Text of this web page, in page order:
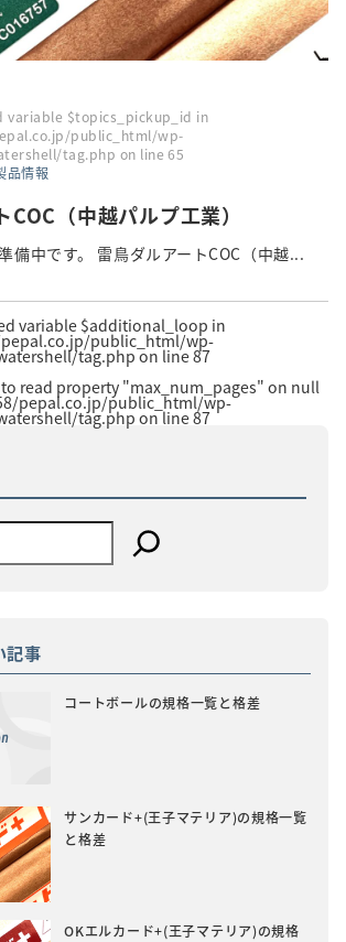
variable $topics_pickup_id in
public_html/wp-
tag.php on line65
品情報
COC（中越パルプ工業）
備中です。 雷鳥ダルアートCOC（中越...
variable $additional_loop in
public_html/wp-
tag.phpon line87
read property "max_num_pages" on null
pepal.co.jp/public_html/wp-
tag.php on line87
記事
コートボールの規格一覧と格差
サンカード+(王子マテリア)の規格一覧
と格差
OKエルカード+(王子マテリア)の規格